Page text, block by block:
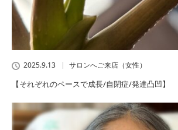
2025.9.13 サロンへご来店（女性）
【それぞれのペースで成長/自閉症/発達凸凹】